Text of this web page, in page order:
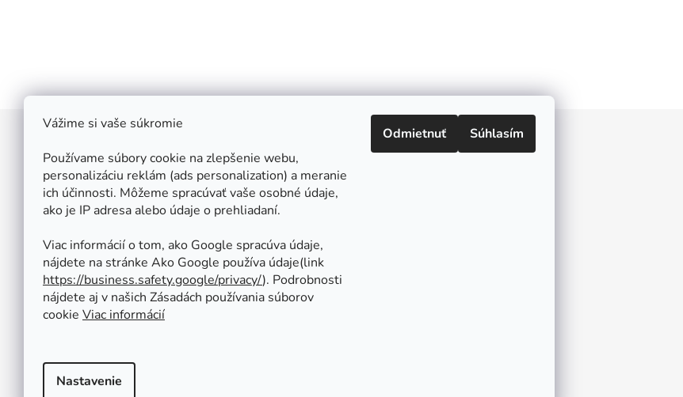
Vážime si vaše súkromie
Používame súbory cookie na zlepšenie webu,
personalizáciu reklám (ads personalization) a meranie
ich účinnosti. Môžeme spracúvať vaše osobné údaje,
ako je IP adresa alebo údaje o prehliadaní.
Viac informácií o tom, ako Google spracúva údaje,
nájdete na stránke Ako Google používa údaje(link
https://business.safety.google/privacy/⁩). Podrobnosti
nájdete aj v našich Zásadách používania súborov
cookie Viac informácií
Nastavenie
Odmietnuť Súhlasím
Štefan Široký - Kovoinox
Cukrová 10
917 01 Trnava
Slovensko
IČ: 37 571 451
IČ DPH: SK 1020347779
Po-Pa: 08:00 - 12:00 13:00 - 16:30
So - Ne : ZATVORENÉ
Tel.: +421 950 427 860
obchod@kovoinox.sk